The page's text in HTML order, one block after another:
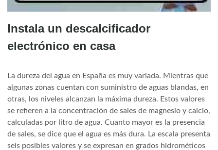
Instala un descalcificador
electrónico en casa
La dureza del agua en España es muy variada. Mientras que
algunas zonas cuentan con suministro de aguas blandas, en
otras, los niveles alcanzan la máxima dureza. Estos valores
se refieren a la concentración de sales de magnesio y calcio,
calculadas por litro de agua. Cuanto mayor es la presencia
de sales, se dice que el agua es más dura. La escala presenta
seis posibles valores y se expresan en grados hidrométicos